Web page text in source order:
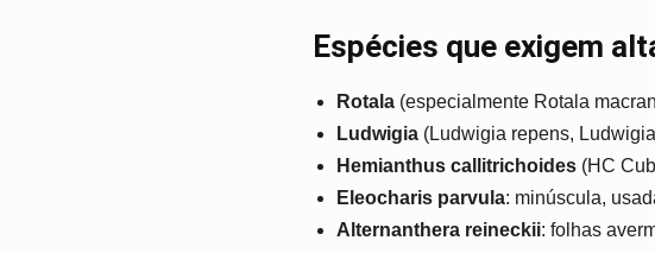
Espécies que exigem
Rotala(especialmente Rotala
Ludwigia(Ludwigia repens,
Hemianthus callitrichoides(HC
Eleocharis parvula: minúscula,
Alternanthera reineckii: folhas